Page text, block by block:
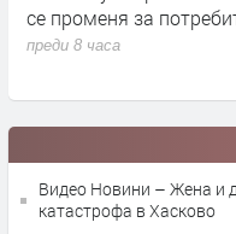
се променя за
преди 8 часа
Видео Новини – Жена и
катастрофа в Хасково